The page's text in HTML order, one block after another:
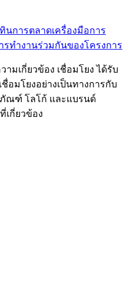
นการตลาดเครื่องมือการ
รทำงานร่วมกันของโครงการ
ามเกี่ยวข้อง เชื่อมโยง ได้รับ
อมโยงอย่างเป็นทางการกับ
ณฑ์ โลโก้ และแบรนด์
เกี่ยวข้อง